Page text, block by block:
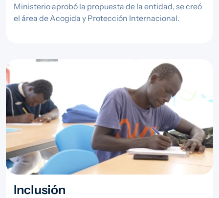
Ministerio aprobó la propuesta de la entidad, se creó
el área de Acogida y Protección Internacional.
Imagen
Inclusión